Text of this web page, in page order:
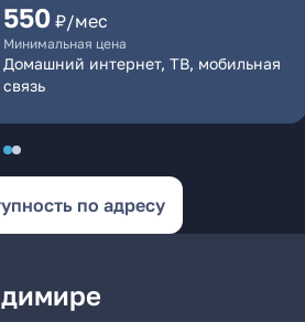
550 ₽/мес
Минимальная цена
Домашний интернет, ТВ, мобильная
связь
по адресу